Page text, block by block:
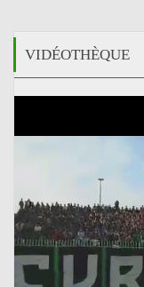
VIDÉOTHÈQUE